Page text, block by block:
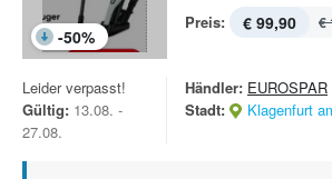
-50%
Preis: € 99,90 €
Leider verpasst!
Gültig: 13.08. -
27.08.
Händler: EUROSPAR
Stadt:
Klagenfurt